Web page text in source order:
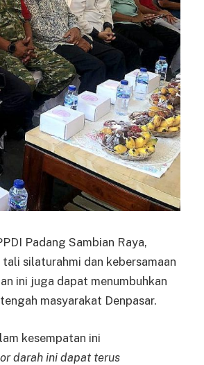
Padang Sambian Raya,
silaturahmi dan kebersamaan
ini juga dapat menumbuhkan
masyarakat Denpasar.
kesempatan ini
darah ini dapat terus